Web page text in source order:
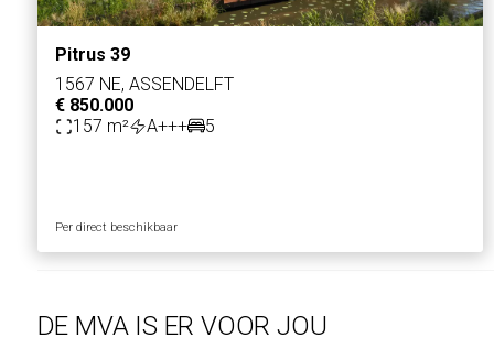
Pitrus 39
1567 NE, ASSENDELFT
€ 850.000
157 m²
A+++ 5
Per direct beschikbaar
DE MVA IS ER VOOR JOU